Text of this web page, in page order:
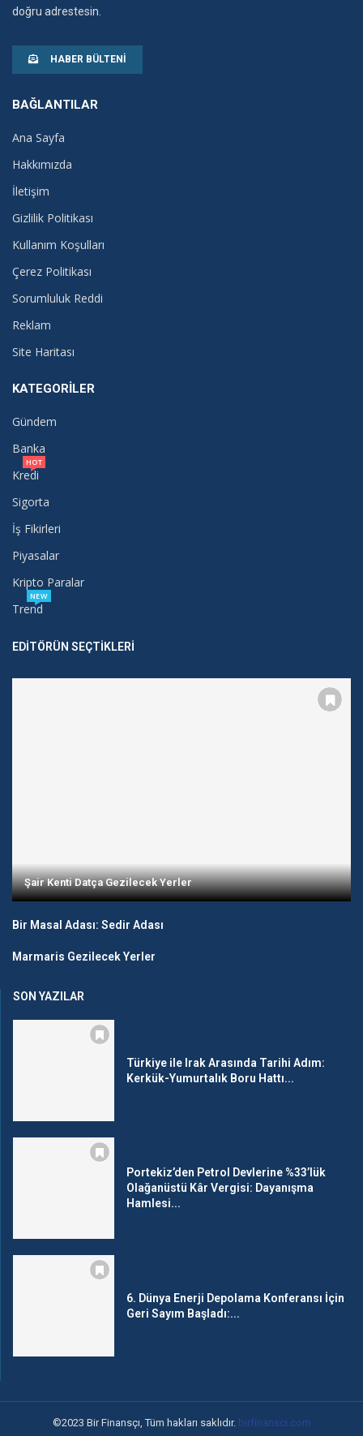
doğru adrestesin.
HABER BÜLTENI
BAĞLANTILAR
Ana Sayfa
Hakkımızda
İletişim
Gizlilik Politikası
Kullanım Koşulları
Çerez Politikası
Sorumluluk Reddi
Reklam
Site Haritası
KATEGORILER
Gündem
Banka
Kredi
HOT
Sigorta
İş Fikirleri
Piyasalar
Kripto Paralar
Trend
NEW
EDITÖRÜN SEÇTIKLERI
Şair Kenti Datça Gezilecek Yerler
Bir Masal Adası: Sedir Adası
Marmaris Gezilecek Yerler
SON YAZILAR
Türkiye ile Irak Arasında Tarihi Adım:
Kerkük-Yumurtalık Boru Hattı...
Portekiz’den Petrol Devlerine %33’lük
Olağanüstü Kâr Vergisi: Dayanışma
Hamlesi...
6. Dünya Enerji Depolama Konferansı İçin
Geri Sayım Başladı:...
©2023 Bir Finansçı, Tüm hakları saklıdır. birfinansci.com